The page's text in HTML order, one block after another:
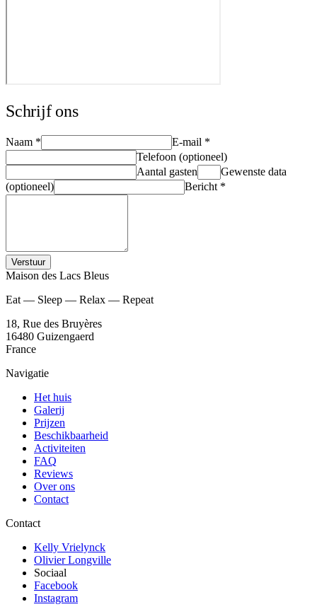
Schrijf ons
Naam * E-mail *
Telefoon (optioneel)
Aantal gasten
Gewenste data
(optioneel)
Bericht *
Verstuur
Maison des Lacs Bleus
Eat — Sleep — Relax — Repeat
18, Rue des Bruyères
16480 Guizengaerd
France
Navigatie
Het huis
Galerij
Prijzen
Beschikbaarheid
Activiteiten
FAQ
Reviews
Over ons
Contact
Contact
Kelly Vrielynck
Olivier Longville
Sociaal
Facebook
Instagram